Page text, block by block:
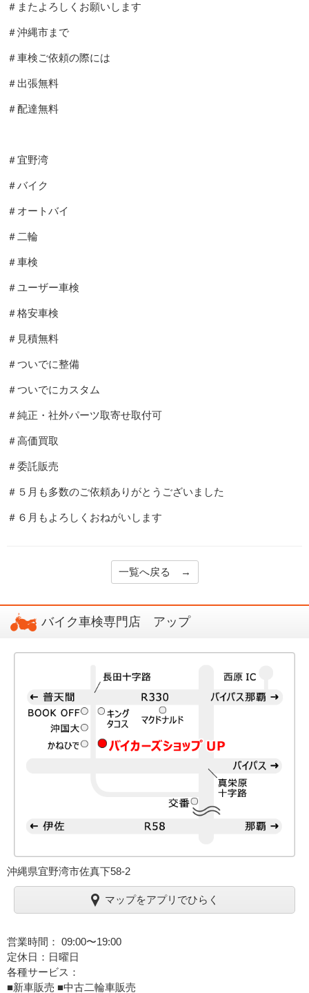
＃またよろしくお願いします
＃沖縄市まで
＃車検ご依頼の際には
＃出張無料
＃配達無料
＃宜野湾
＃バイク
＃オートバイ
＃二輪
＃車検
＃ユーザー車検
＃格安車検
＃見積無料
＃ついでに整備
＃ついでにカスタム
＃純正・社外パーツ取寄せ取付可
＃高価買取
＃委託販売
＃５月も多数のご依頼ありがとうございました
＃６月もよろしくおねがいします
一覧へ戻る →
バイク車検専門店 アップ
沖縄県宜野湾市佐真下58-2
マップをアプリでひらく
営業時間： 09:00〜19:00
定休日：日曜日
各種サービス：
■新車販売 ■中古二輪車販売